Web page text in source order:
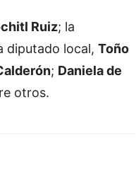
Ruiz; la
diputado local, Toño
; Daniela de
otros.